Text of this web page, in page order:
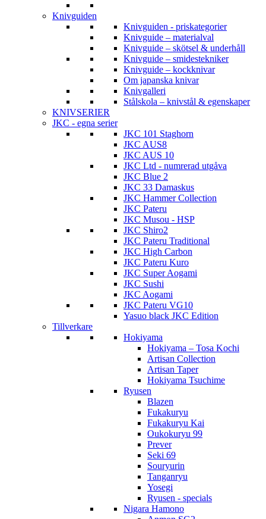
Knivguiden
Knivguiden - priskategorier
Knivguide – materialval
Knivguide – skötsel & underhåll
Knivguide – smidestekniker
Knivguide – kockknivar
Om japanska knivar
Knivgalleri
Stålskola – knivstål & egenskaper
KNIVSERIER
JKC - egna serier
JKC 101 Staghorn
JKC AUS8
JKC AUS 10
JKC Ltd - numrerad utgåva
JKC Blue 2
JKC 33 Damaskus
JKC Hammer Collection
JKC Pateru
JKC Musou - HSP
JKC Shiro2
JKC Pateru Traditional
JKC High Carbon
JKC Pateru Kuro
JKC Super Aogami
JKC Sushi
JKC Aogami
JKC Pateru VG10
Yasuo black JKC Edition
Tillverkare
Hokiyama
Hokiyama – Tosa Kochi
Artisan Collection
Artisan Taper
Hokiyama Tsuchime
Ryusen
Blazen
Fukakuryu
Fukakuryu Kai
Oukokuryu 99
Prever
Seki 69
Souryurin
Tanganryu
Yosegi
Ryusen - specials
Nigara Hamono